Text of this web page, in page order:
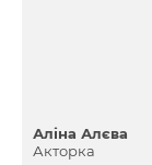
Аліна Алєва
Акторка